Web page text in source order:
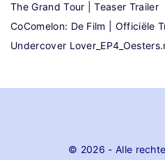
The Grand Tour | Teaser Trailer
CoComelon: De Film | Officiële
Undercover
© 2026 - Alle